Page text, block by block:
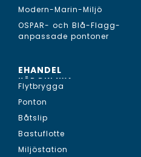
Modern-Marin-Miljö
OSPAR- och Blå-Flagg-
anpassade pontoner
EHANDEL
KÖP DIN NYA...
Flytbrygga
Ponton
Båtslip
Bastuflotte
Miljöstation